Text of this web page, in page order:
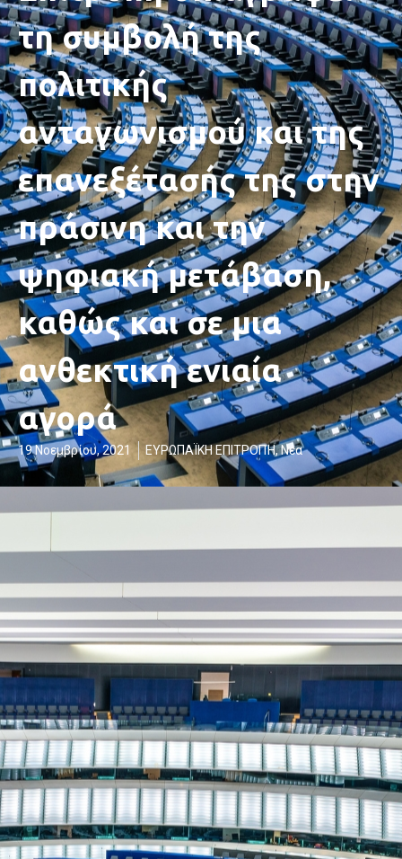
τη συμβολή της
πολιτικής
ανταγωνισμού και της
επανεξέτασής της στην
πράσινη και την
ψηφιακή μετάβαση,
καθώς και σε μια
ανθεκτική ενιαία
αγορά
19 Νοεμβρίου, 2021 ΕΥΡΩΠΑΪΚΗ ΕΠΙΤΡΟΠΉ,Νέα